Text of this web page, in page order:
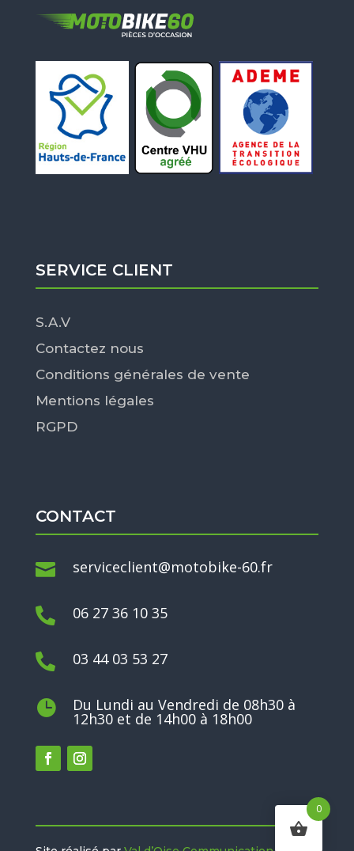
SERVICE CLIENT
S.A.V
Contactez nous
Conditions générales de vente
Mentions légales
RGPD
CONTACT
 serviceclient@motobike-60.fr
 06 27 36 10 35
 03 44 03 53 27
 Du Lundi au Vendredi de 08h30 à
12h30 et de 14h00 à 18h00
0